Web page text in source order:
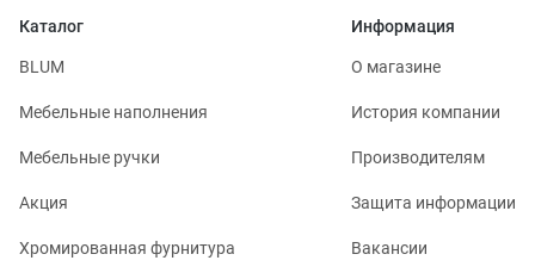
Каталог
BLUM
Мебельные наполнения
Мебельные ручки
Акция
Хромированная фурнитура
Информация
О магазине
История компании
Производителям
Защита информации
Вакансии